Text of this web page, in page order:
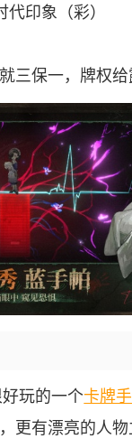
印象（彩）
三保一，牌权给
玩的一个卡牌
更有漂亮的人